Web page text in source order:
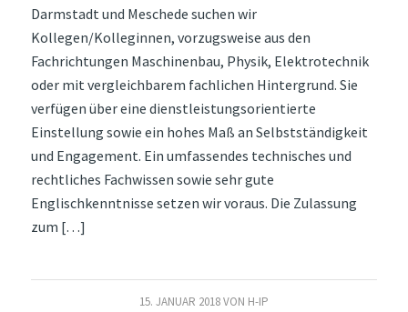
Darmstadt und Meschede suchen wir
Kollegen/Kolleginnen, vorzugsweise aus den
Fachrichtungen Maschinenbau, Physik, Elektrotechnik
oder mit vergleichbarem fachlichen Hintergrund. Sie
verfügen über eine dienstleistungsorientierte
Einstellung sowie ein hohes Maß an Selbstständigkeit
und Engagement. Ein umfassendes technisches und
rechtliches Fachwissen sowie sehr gute
Englischkenntnisse setzen wir voraus. Die Zulassung
zum […]
15. JANUAR 2018VON H-IP